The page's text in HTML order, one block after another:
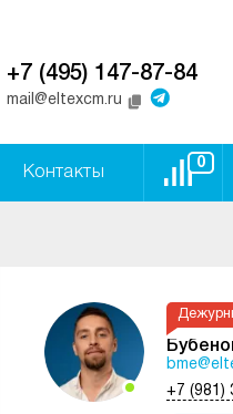
+7 (495) 147-87-84
mail@eltexcm.ru
Контакты
0
+7 (981)